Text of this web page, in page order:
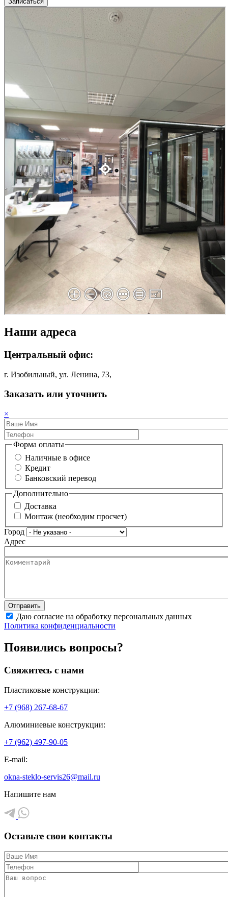
Наши адреса
Центральный офис:
г. Изобильный, ул. Ленина, 73,
Заказать или уточнить
×
Форма оплаты
Наличные в офисе
Кредит
Банковский перевод
Дополнительно
Доставка
Монтаж (необходим просчет)
Город
Адрес
Даю согласие на обработку персональных данных
Политика конфиденциальности
Появились вопросы?
Свяжитесь с нами
Пластиковые конструкции:
+7 (968) 267-68-67
Алюминиевые конструкции:
+7 (962) 497-90-05
E-mail:
okna-steklo-servis26@mail.ru
Напишите нам
Оставьте свои контакты